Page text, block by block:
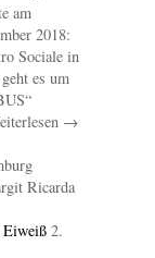
am
2018:
Sociale in
es um
→
Ricarda
Eiweiß 2.